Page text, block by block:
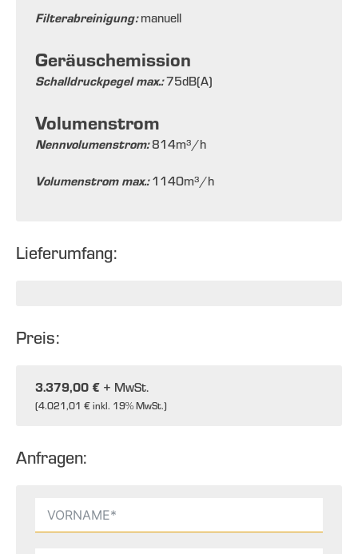
Filterabreinigung:manuell
Geräuschemission
Schalldruckpegel max.:75dB(A)
Volumenstrom
Nennvolumenstrom:814m³/h
Volumenstrom max.:1140m³/h
Lieferumfang:
Preis:
3.379,00 € + MwSt.
(4.021,01 €inkl. 19% MwSt.)
Anfragen: